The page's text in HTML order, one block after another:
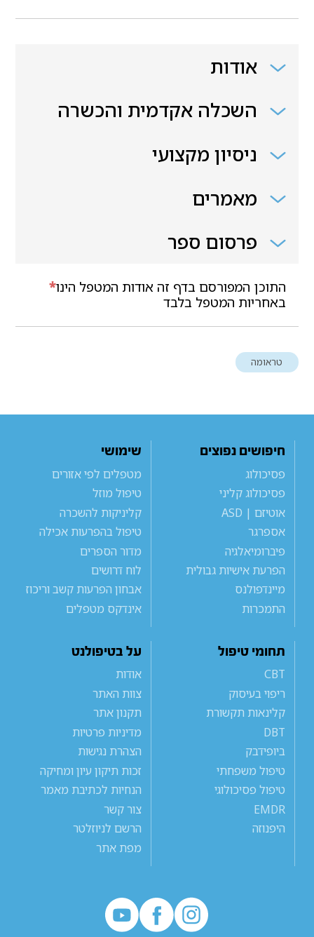
אודות
השכלה אקדמית והכשרה
ניסיון מקצועי
מאמרים
פרסום ספר
*התוכן המפורסם בדף זה אודות המטפל הינו
באחריות המטפל בלבד
טראומה
חיפושים נפוצים
פסיכולוג
פסיכולוג קליני
אוטיזם | ASD
אספרגר
פיברומיאלגיה
הפרעת אישיות גבולית
מיינדפולנס
התמכרות
שימושי
מטפלים לפי אזורים
טיפול מוזל
קליניקות להשכרה
טיפול בהפרעות אכילה
מדור הספרים
לוח דרושים
אבחון הפרעות קשב וריכוז
אינדקס מטפלים
תחומי טיפול
CBT
ריפוי בעיסוק
קלינאות תקשורת
DBT
ביופידבק
טיפול משפחתי
טיפול פסיכולוגי
EMDR
היפנוזה
על בטיפולנט
אודות
צוות האתר
תקנון אתר
מדיניות פרטיות
הצהרת נגישות
זכות תיקון עיון ומחיקה
הנחיות לכתיבת מאמר
צור קשר
הרשם לניוזלטר
מפת אתר